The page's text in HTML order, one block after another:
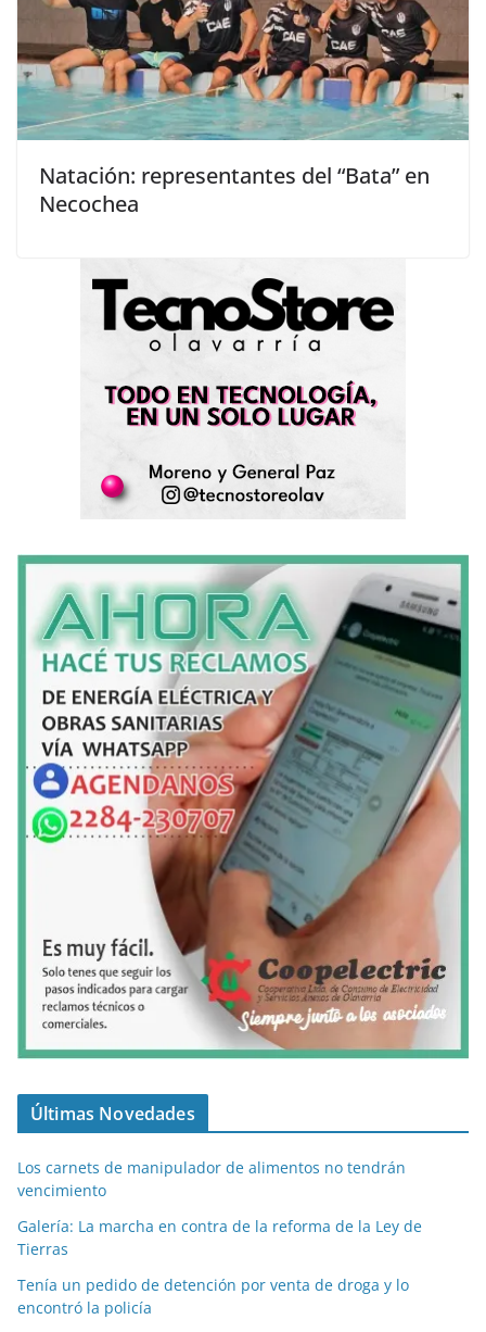
Natación: representantes del “Bata” en
Necochea
Últimas Novedades
Los carnets de manipulador de alimentos no tendrán
vencimiento
Galería: La marcha en contra de la reforma de la Ley de
Tierras
Tenía un pedido de detención por venta de droga y lo
encontró la policía